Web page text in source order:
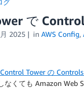
グ
で
2025 in AWS Config,
Tower の
くても Amazon Web